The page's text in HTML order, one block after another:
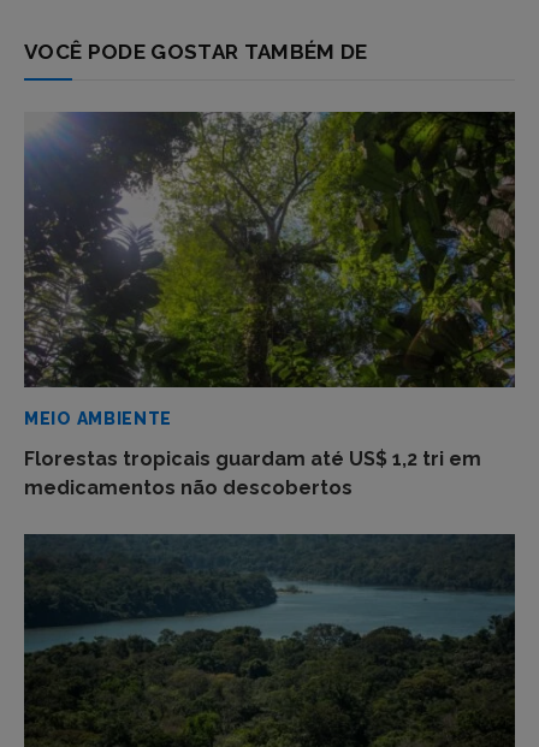
VOCÊ PODE GOSTAR TAMBÉM DE
MEIO AMBIENTE
Florestas tropicais guardam até US$ 1,2 tri em
medicamentos não descobertos